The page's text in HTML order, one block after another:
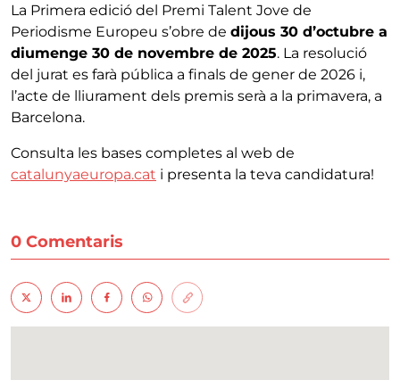
La Primera edició del Premi Talent Jove de
Periodisme Europeu s’obre de dijous 30 d’octubre a
diumenge 30 de novembre de 2025. La resolució
del jurat es farà pública a finals de gener de 2026 i,
l’acte de lliurament dels premis serà a la primavera, a
Barcelona.
Consulta les bases completes al web de
catalunyaeuropa.cat i presenta la teva candidatura!
0 Comentaris